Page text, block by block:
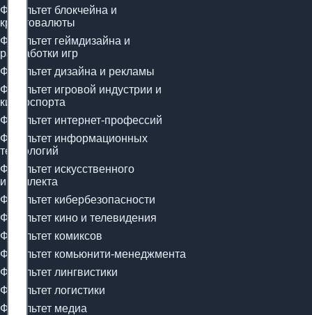
Факультет блокчейна и
криптовалюты
Факультет геймдизайна и
разработки игр
Факультет дизайна и рекламы
Факультет игровой индустрии и
киберспорта
Факультет интернет-профессий
Факультет информационных
технологий
Факультет искусственного
интеллекта
Факультет кибербезопасности
Факультет кино и телевидения
Факультет комиксов
Факультет комьюнити-менеджмента
Факультет лингвистики
Факультет логистики
Факультет медиа